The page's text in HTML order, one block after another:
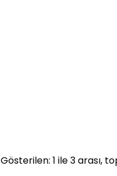
Gösterilen: 1 ile 3 arası,